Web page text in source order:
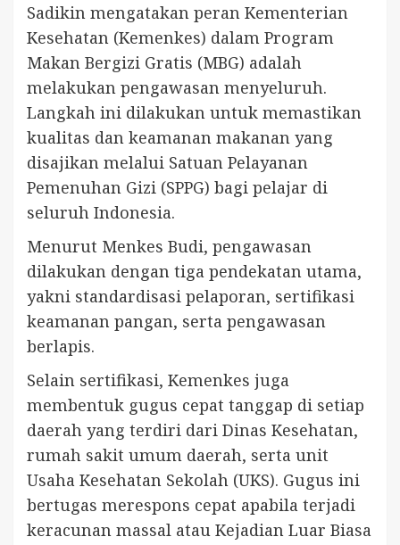
Sadikin mengatakan peran Kementerian
Kesehatan (Kemenkes) dalam Program
Makan Bergizi Gratis (MBG) adalah
melakukan pengawasan menyeluruh.
Langkah ini dilakukan untuk memastikan
kualitas dan keamanan makanan yang
disajikan melalui Satuan Pelayanan
Pemenuhan Gizi (SPPG) bagi pelajar di
seluruh Indonesia.
Menurut Menkes Budi, pengawasan
dilakukan dengan tiga pendekatan utama,
yakni standardisasi pelaporan, sertifikasi
keamanan pangan, serta pengawasan
berlapis.
Selain sertifikasi, Kemenkes juga
membentuk gugus cepat tanggap di setiap
daerah yang terdiri dari Dinas Kesehatan,
rumah sakit umum daerah, serta unit
Usaha Kesehatan Sekolah (UKS). Gugus ini
bertugas merespons cepat apabila terjadi
keracunan massal atau Kejadian Luar Biasa